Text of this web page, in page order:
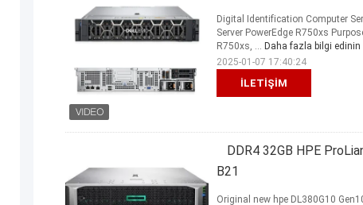
İLETIŞIM
Digital Identification Computer
Server PowerEdge R750xs
R750xs, ... Daha fazla bilgi edinin
2025-01-07 17:40:24
DDR4 32GB HPE
B21
Original new hpe DL380G10